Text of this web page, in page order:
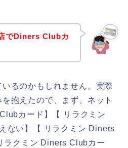
でDiners Clubカ
るのかもしれません。実際
抱えたので、まず、ネット
カード】【 リラクミン
い】【 リラクミン Diners
クミン Diners Clubカー